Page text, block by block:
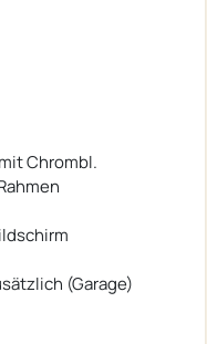
Chrombl.
(Garage)